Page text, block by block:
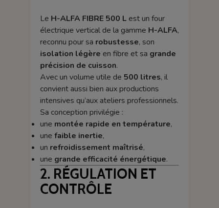
Le H-ALFA FIBRE 500 Lest un four
électrique vertical de la gamme H-ALFA,
reconnu pour sa robustesse, son
isolation légère en fibre et sa grande
précision de cuisson.
Avec un volume utile de 500 litres, il
convient aussi bien aux productions
intensives qu’aux ateliers professionnels.
Sa conception privilégie :
une montée rapide en température,
une faible inertie,
un refroidissement maîtrisé,
une grande efficacité énergétique.
2. RÉGULATION ET
CONTRÔLE